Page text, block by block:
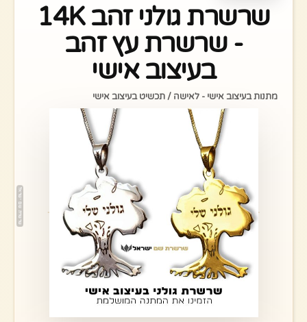
שרשרת גולני זהב 14K
- שרשרת עץ זהב
בעיצוב אישי
מתנות בעיצוב אישי - לאישה / תכשיט בעיצוב אישי